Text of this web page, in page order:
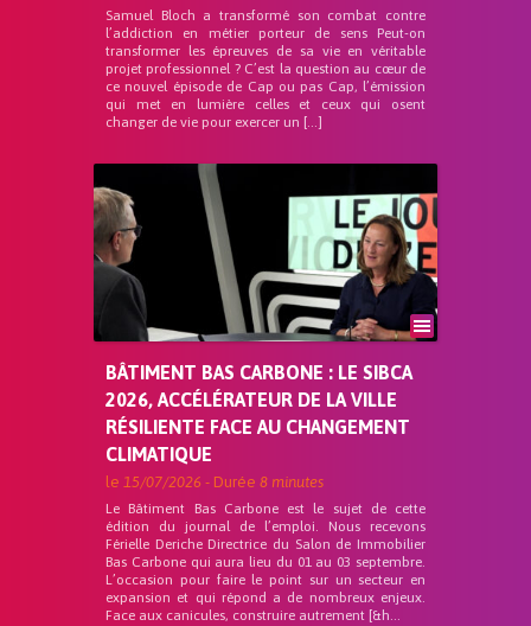
Samuel Bloch a transformé son combat contre
l’addiction en métier porteur de sens Peut-on
transformer les épreuves de sa vie en véritable
projet professionnel ? C’est la question au cœur de
ce nouvel épisode de Cap ou pas Cap, l’émission
qui met en lumière celles et ceux qui osent
changer de vie pour exercer un […]
BÂTIMENT BAS CARBONE : LE SIBCA
2026, ACCÉLÉRATEUR DE LA VILLE
RÉSILIENTE FACE AU CHANGEMENT
CLIMATIQUE
le 15/07/2026 - Durée 8 minutes
Le Bâtiment Bas Carbone est le sujet de cette
édition du journal de l’emploi. Nous recevons
Férielle Deriche Directrice du Salon de Immobilier
Bas Carbone qui aura lieu du 01 au 03 septembre.
L’occasion pour faire le point sur un secteur en
expansion et qui répond a de nombreux enjeux.
Face aux canicules, construire autrement [&h...